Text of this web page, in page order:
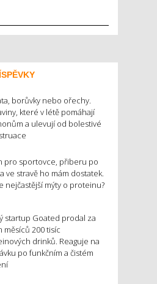
borůvky nebo ořechy.
které v létě pomáhají
a ulevují od bolestivé
pro sportovce, přiberu po
ve stravě ho mám dostatek.
nejčastější mýty o proteinu?
startup Goated prodal za
měsíců 200 tisíc
drinků. Reaguje na
po funkčním a čistém